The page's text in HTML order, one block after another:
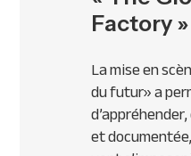
Factory »
La mise en
du futur» a
et